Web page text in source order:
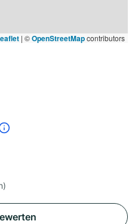
| ©OpenStreetMapcontributors